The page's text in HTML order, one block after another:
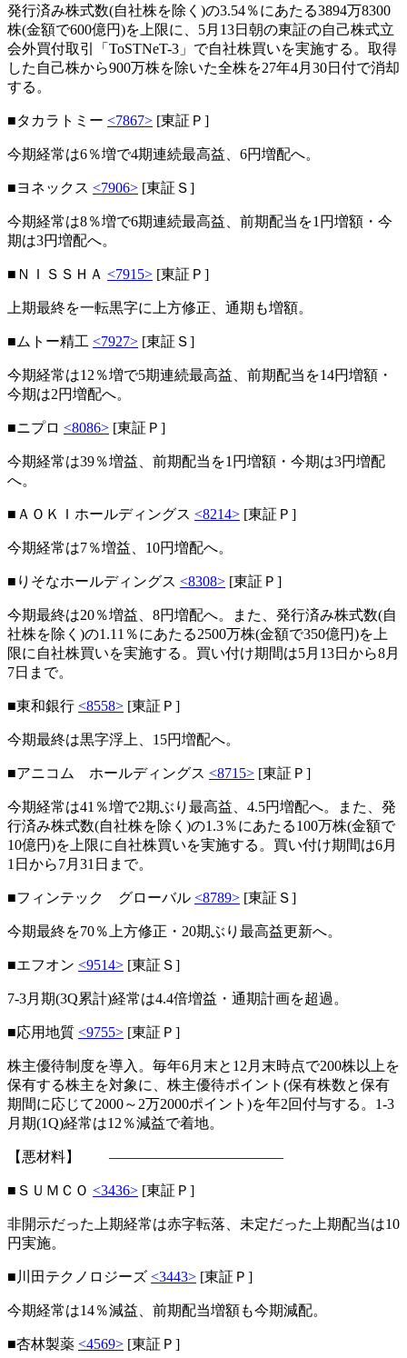
発行済み株式数(自社株を除く)の3.54％にあたる3894万8300
株(金額で600億円)を上限に、5月13日朝の東証の自己株式立
会外買付取引「ToSTNeT-3」で自社株買いを実施する。取得
した自己株から900万株を除いた全株を27年4月30日付で消却
する。
■タカラトミー <7867> [東証Ｐ]
今期経常は6％増で4期連続最高益、6円増配へ。
■ヨネックス <7906> [東証Ｓ]
今期経常は8％増で6期連続最高益、前期配当を1円増額・今
期は3円増配へ。
■ＮＩＳＳＨＡ <7915> [東証Ｐ]
上期最終を一転黒字に上方修正、通期も増額。
■ムトー精工 <7927> [東証Ｓ]
今期経常は12％増で5期連続最高益、前期配当を14円増額・
今期は2円増配へ。
■ニプロ <8086> [東証Ｐ]
今期経常は39％増益、前期配当を1円増額・今期は3円増配
へ。
■ＡＯＫＩホールディングス <8214> [東証Ｐ]
今期経常は7％増益、10円増配へ。
■りそなホールディングス <8308> [東証Ｐ]
今期最終は20％増益、8円増配へ。また、発行済み株式数(自
社株を除く)の1.11％にあたる2500万株(金額で350億円)を上
限に自社株買いを実施する。買い付け期間は5月13日から8月
7日まで。
■東和銀行 <8558> [東証Ｐ]
今期最終は黒字浮上、15円増配へ。
■アニコム ホールディングス <8715> [東証Ｐ]
今期経常は41％増で2期ぶり最高益、4.5円増配へ。また、発
行済み株式数(自社株を除く)の1.3％にあたる100万株(金額で
10億円)を上限に自社株買いを実施する。買い付け期間は6月
1日から7月31日まで。
■フィンテック グローバル <8789> [東証Ｓ]
今期最終を70％上方修正・20期ぶり最高益更新へ。
■エフオン <9514> [東証Ｓ]
7-3月期(3Q累計)経常は4.4倍増益・通期計画を超過。
■応用地質 <9755> [東証Ｐ]
株主優待制度を導入。毎年6月末と12月末時点で200株以上を
保有する株主を対象に、株主優待ポイント(保有株数と保有
期間に応じて2000～2万2000ポイント)を年2回付与する。1-3
月期(1Q)経常は12％減益で着地。
【悪材料】 ――――――――――――
■ＳＵＭＣＯ <3436> [東証Ｐ]
非開示だった上期経常は赤字転落、未定だった上期配当は10
円実施。
■川田テクノロジーズ <3443> [東証Ｐ]
今期経常は14％減益、前期配当増額も今期減配。
■杏林製薬 <4569> [東証Ｐ]